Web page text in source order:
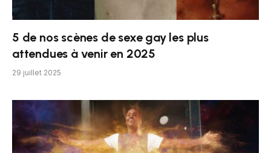
5 de nos scènes de sexe gay les plus
attendues à venir en 2025
29 juillet 2025